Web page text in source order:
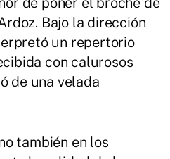
Bajo la dirección
un repertorio
con calurosos
de una velada
también en los